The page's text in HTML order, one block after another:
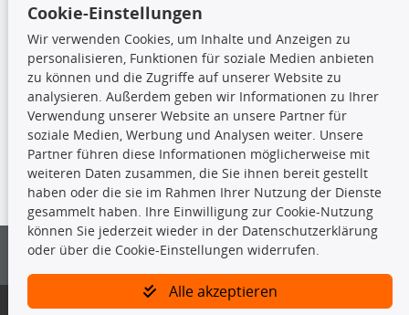
Schneeketten
TecDoc Inside
Die hier angezeigten Daten insbesondere die gesamte Datenbank dürfen
nicht kopiert werden.
Es ist zu unterlassen, die Daten oder die gesamte Datenbank ohne
vorherige Zustimmung von TecDoc zu vervielfältigen, zu verbreiten
und/oder diese Handlungen durch Dritte ausführen zu lassen. Ein
Bitte prüfen Sie, ob das über unseren Onlineshop identifizierte Ersatzteil
Cookie-Einstellungen
Wir verwenden Cookies, um Inhalte und Anzeigen zu
personalisieren, Funktionen für soziale Medien anbieten
zu können und die Zugriffe auf unserer Website zu
analysieren. Außerdem geben wir Informationen zu Ihrer
Verwendung unserer Website an unsere Partner für
soziale Medien, Werbung und Analysen weiter. Unsere
Partner führen diese Informationen möglicherweise mit
weiteren Daten zusammen, die Sie ihnen bereit gestellt
haben oder die sie im Rahmen Ihrer Nutzung der Dienste
gesammelt haben. Ihre Einwilligung zur Cookie-Nutzung
können Sie jederzeit wieder in der Datenschutzerklärung
oder über die Cookie-Einstellungen widerrufen.
Alle akzeptieren